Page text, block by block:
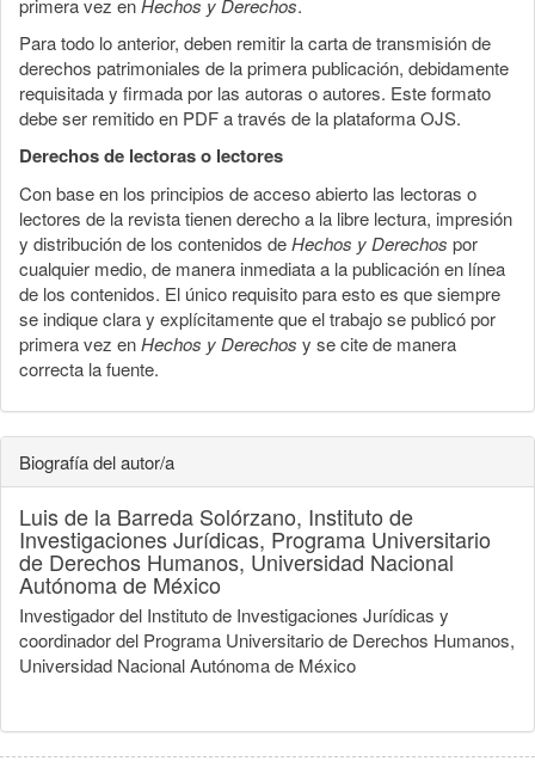
primera vez enHechos y Derechos.
Para todo lo anterior, deben remitir la carta de transmisión de
derechos patrimoniales de la primera publicación, debidamente
requisitada y firmada por las autoras o autores. Este formato
debe ser remitido en PDF a través de la plataforma OJS.
Derechos de lectoras o lectores
Con base en los principios de acceso abierto las lectoras o
lectores de la revista tienen derecho a la libre lectura, impresión
y distribución de los contenidos deHechos y Derechos por
cualquier medio, de manera inmediata a la publicación en línea
de los contenidos. El único requisito para esto es que siempre
se indique clara y explícitamente que el trabajo se publicó por
primera vez enHechos y Derechos y se cite de manera
correcta la fuente.
Biografía del autor/a
Luis de la Barreda Solórzano, Instituto de
Investigaciones Jurídicas, Programa Universitario
de Derechos Humanos, Universidad Nacional
Autónoma de México
Investigador del Instituto de Investigaciones Jurídicas y
coordinador del Programa Universitario de Derechos Humanos,
Universidad Nacional Autónoma de México